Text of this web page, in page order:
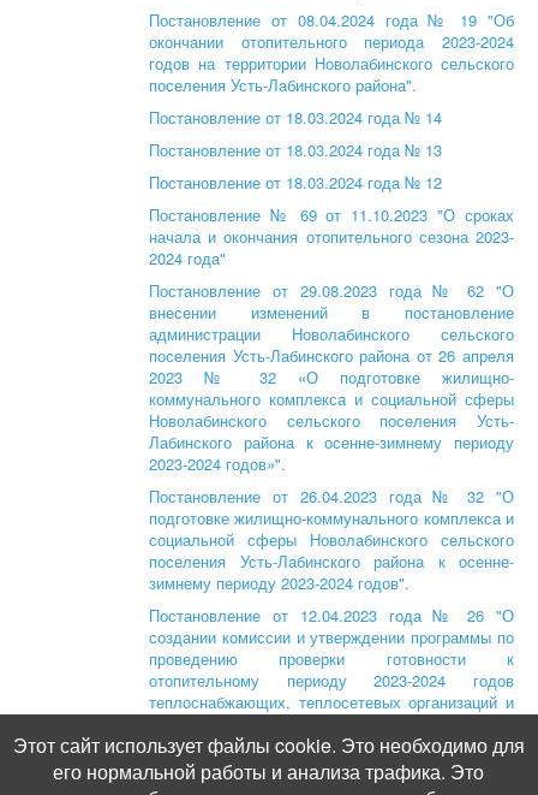
Постановление от 08.04.2024 года № 19 "Об
окончании отопительного периода 2023-2024
годов на территории Новолабинского сельского
поселения Усть-Лабинского района".
Постановление от 18.03.2024 года № 14
Постановление от 18.03.2024 года № 13
Постановление от 18.03.2024 года № 12
Постановление № 69 от 11.10.2023 "О сроках
начала и окончания отопительного сезона 2023-
2024 года"
Постановление от 29.08.2023 года № 62 "О
внесении изменений в постановление
администрации Новолабинского сельского
поселения Усть-Лабинского района от 26 апреля
2023 № 32 «О подготовке жилищно-
коммунального комплекса и социальной сферы
Новолабинского сельского поселения Усть-
Лабинского района к осенне-зимнему периоду
2023-2024 годов»".
Постановление от 26.04.2023 года № 32 "О
подготовке жилищно-коммунального комплекса и
социальной сферы Новолабинского сельского
поселения Усть-Лабинского района к осенне-
зимнему периоду 2023-2024 годов".
Постановление от 12.04.2023 года № 26 "О
создании комиссии и утверждении программы по
проведению проверки готовности к
отопительному периоду 2023-2024 годов
теплоснабжающих, теплосетевых организаций и
на территории Новолабинского сельского
поселения Усть-Лабинского района".
Этот сайт использует файлы cookie. Это необходимо для
его нормальной работы и анализа трафика. Это